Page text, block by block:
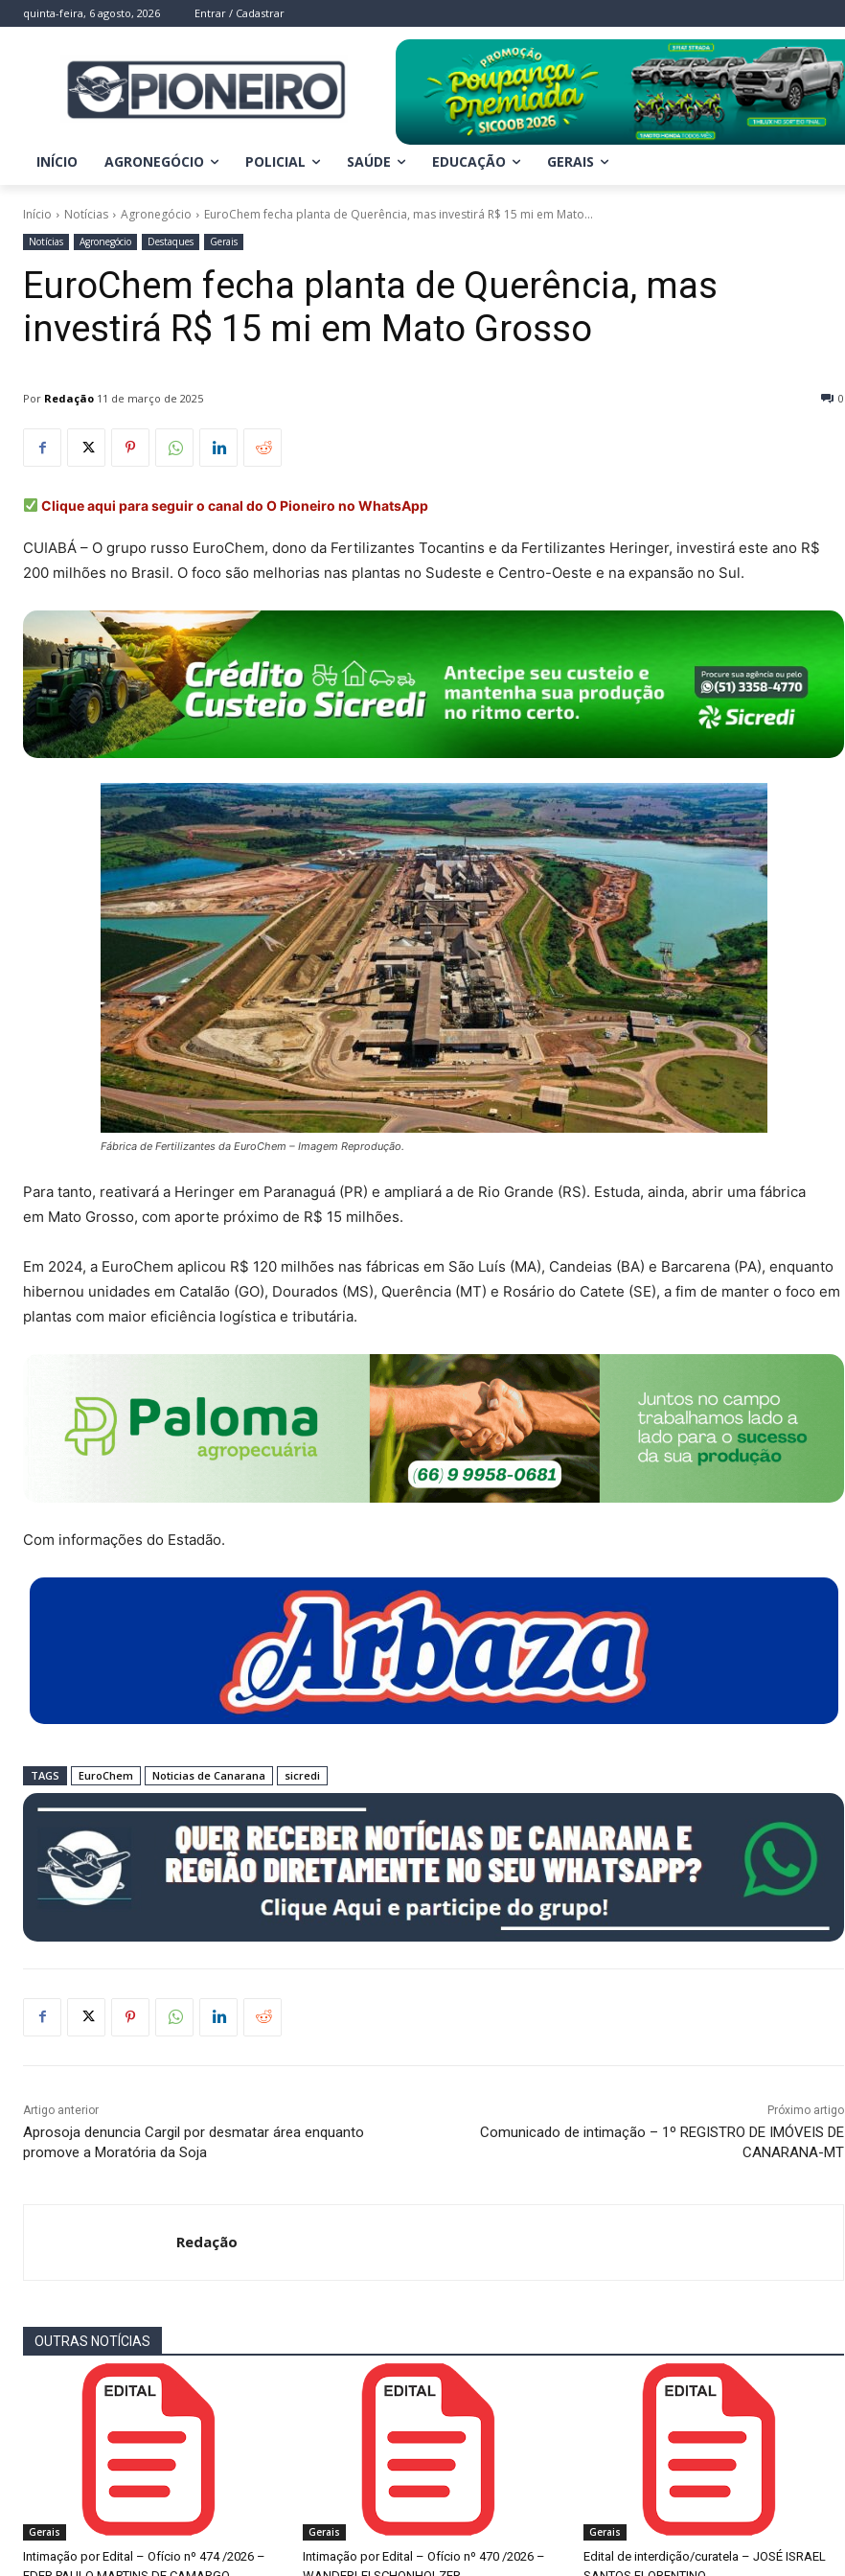
quinta-feira, 6 agosto, 2026 Entrar / Cadastrar
INÍCIO AGRONEGÓCIO POLICIAL SAÚDE EDUCAÇÃO GERAIS
Início Notícias Agronegócio EuroChem fecha planta de Querência, mas investirá R$ 15 mi em Mato...
Notícias Agronegócio Destaques Gerais
EuroChem fecha planta de Querência, mas
investirá R$ 15 mi em Mato Grosso
Por Redação 0
11 de março de 2025
Clique aqui para seguir o canal do O Pioneiro no WhatsApp
CUIABÁ – O grupo russo EuroChem, dono da Fertilizantes Tocantins e da Fertilizantes Heringer, investirá este ano R$
200 milhões no Brasil. O foco são melhorias nas plantas no Sudeste e Centro-Oeste e na expansão no Sul.
Fábrica de Fertilizantes da EuroChem – Imagem Reprodução.
Para tanto, reativará a Heringer em Paranaguá (PR) e ampliará a de Rio Grande (RS). Estuda, ainda, abrir uma fábrica
em Mato Grosso, com aporte próximo de R$ 15 milhões.
Em 2024, a EuroChem aplicou R$ 120 milhões nas fábricas em São Luís (MA), Candeias (BA) e Barcarena (PA), enquanto
hibernou unidades em Catalão (GO), Dourados (MS), Querência (MT) e Rosário do Catete (SE), a fim de manter o foco em
plantas com maior eficiência logística e tributária.
Com informações do Estadão.
TAGS EuroChem Noticias de Canarana sicredi
Artigo anterior
Aprosoja denuncia Cargil por desmatar área enquanto
promove a Moratória da Soja
Próximo artigo
Comunicado de intimação – 1º REGISTRO DE IMÓVEIS DE
CANARANA-MT
Redação
OUTRAS NOTÍCIAS
Gerais
Intimação por Edital – Ofício nº 474 /2026 –
Gerais
Intimação por Edital – Ofício nº 470 /2026 –
Gerais
Edital de interdição/curatela – JOSÉ ISRAEL